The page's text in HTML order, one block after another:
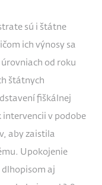
sú i štátne
ich výnosy sa
od roku
štátnych
fiškálnej
intervencii v podobe
aby zaistila
Upokojenie
aj